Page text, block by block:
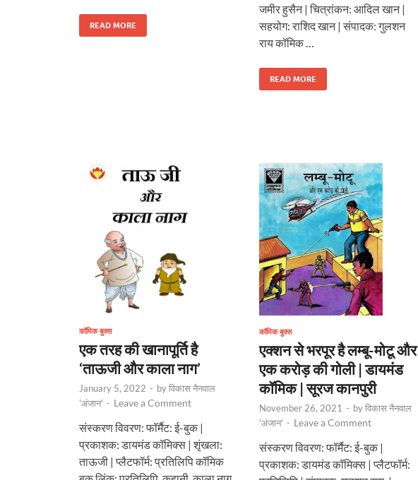
READ MORE
जमीर हुसैन | चित्रांकन: आदिल खान |
सहयोग: राशिद खान | संपादक: गुलशन
राय कॉमिक …
READ MORE
कॉमिक बुक्स
एक तरह की खानापूर्ति है
‘ताऊजी और काला नाग’
January 5, 2022 - byविकास नैनवाल
'अंजान' - Leave a Comment
संस्करण विवरण: फॉर्मैट: ई-बुक |
प्रकाशक: डायमंड कॉमिक्स | शृंखला:
ताऊजी | प्लैटफॉर्म: प्रतिलिपि कॉमिक
कॉमिक बुक्स
एक्शन से भरपूर है लम्बू-मोटू और
एक करोड़ की गोली | डायमंड
कॉमिक | सूरज कानपुरी
November 26, 2021 - byविकास नैनवाल
'अंजान' - Leave a Comment
संस्करण विवरण: फॉर्मैट: ई-बुक |
प्रकाशक: डायमंड कॉमिक्स | प्लैटफॉर्म: